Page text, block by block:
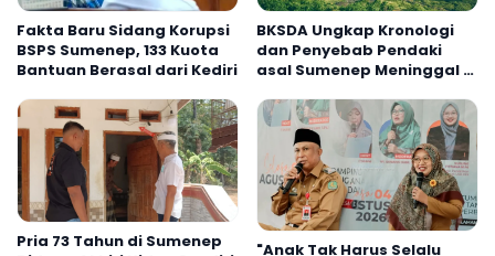
Fakta Baru Sidang Korupsi
BSPS Sumenep, 133 Kuota
Bantuan Berasal dari Kediri
BKSDA Ungkap Kronologi
dan Penyebab Pendaki
asal Sumenep Meninggal di
Pria 73 Tahun di Sumenep
"Anak Tak Harus Selalu